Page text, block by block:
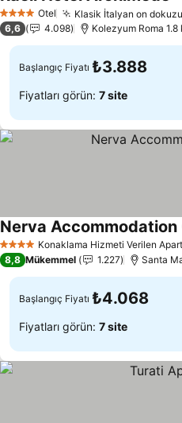
4 Yıldız Otel Klasik İtalyan on
6,6 4.098 Kolezyum Roma 1.8
Başlangıç Fiyatı ₺3.888
Fiyatları görün: 7 site
4 Yıldız Konaklama Hizmeti Verilen
Nerva Accommodation
8,8 Mükemmel 1.227 Santa
Başlangıç Fiyatı ₺4.068
Fiyatları görün: 7 site